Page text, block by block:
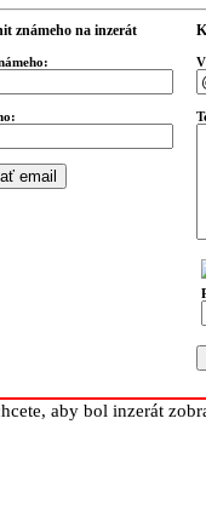
známeho na inzerát
aby bol inzerát